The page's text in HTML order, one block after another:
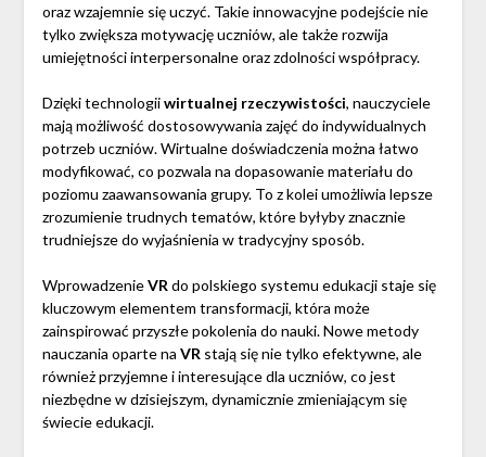
oraz wzajemnie się uczyć. Takie innowacyjne podejście nie
tylko zwiększa motywację uczniów, ale także rozwija
umiejętności interpersonalne oraz zdolności współpracy.
Dzięki technologiiwirtualnej rzeczywistości, nauczyciele
mają możliwość dostosowywania zajęć do indywidualnych
potrzeb uczniów. Wirtualne doświadczenia można łatwo
modyfikować, co pozwala na dopasowanie materiału do
poziomu zaawansowania grupy. To z kolei umożliwia lepsze
zrozumienie trudnych tematów, które byłyby znacznie
trudniejsze do wyjaśnienia w tradycyjny sposób.
WprowadzenieVRdo polskiego systemu edukacji staje się
kluczowym elementem transformacji, która może
zainspirować przyszłe pokolenia do nauki. Nowe metody
nauczania oparte na VRstają się nie tylko efektywne, ale
również przyjemne i interesujące dla uczniów, co jest
niezbędne w dzisiejszym, dynamicznie zmieniającym się
świecie edukacji.